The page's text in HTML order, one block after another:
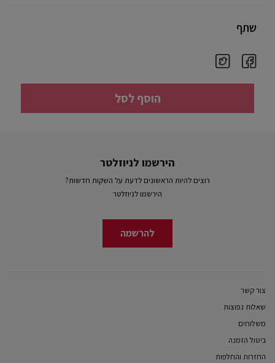
שתף
הוסף לסל
הירשמו לניוזלטר
רוצים להיות הראשונים לדעת על השקות חדשות?
הירשמו לניוזלטר
להרשמה
צור קשר
שאלות נפוצות
משלוחים
ביטול הזמנה
החזרות והחלפות